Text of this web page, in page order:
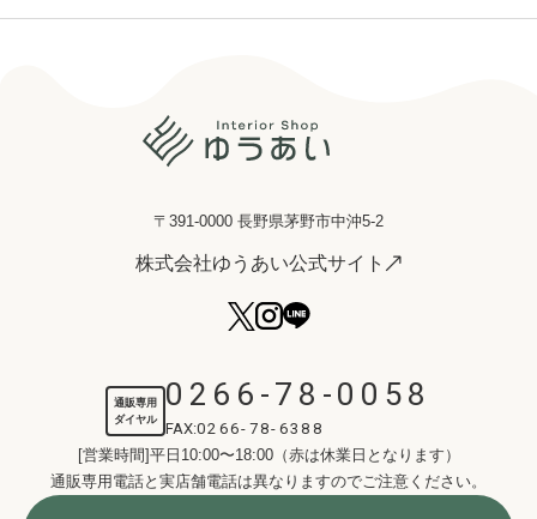
〒391-0000 長野県茅野市中沖5-2
株式会社ゆうあい公式サイト
通販専用
ダイヤル
0266-78-0058
FAX:0266-78-6388
[営業時間]平日10:00〜18:00（赤は休業日となります）
通販専用電話と実店舗電話は異なりますのでご注意ください。